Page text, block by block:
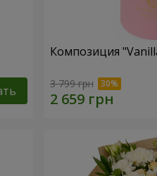
Композиция
3 799 грн